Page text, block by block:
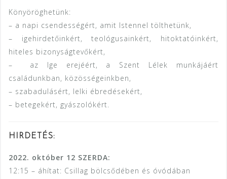
Könyöröghetünk:
– a napi csendességért, amit Istennel tölthetünk,
– igehirdetőinkért, teológusainkért, hitoktatóinkért,
hiteles bizonyságtevőkért,
– az Ige erejéért, a Szent Lélek munkájáért
családunkban, közösségeinkben,
– szabadulásért, lelki ébredésekért,
– betegekért, gyászolókért.
HIRDETÉS:
2022. október 12 SZERDA:
12:15 – áhítat: Csillag bölcsődében és óvódában